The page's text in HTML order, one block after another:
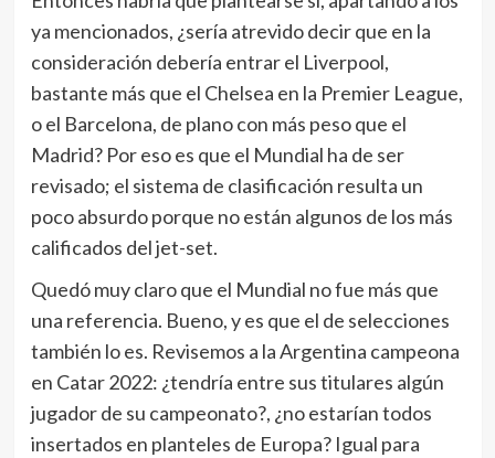
ya mencionados, ¿sería atrevido decir que en la
consideración debería entrar el Liverpool,
bastante más que el Chelsea en la Premier League,
o el Barcelona, de plano con más peso que el
Madrid? Por eso es que el Mundial ha de ser
revisado; el sistema de clasificación resulta un
poco absurdo porque no están algunos de los más
calificados del jet-set.
Quedó muy claro que el Mundial no fue más que
una referencia. Bueno, y es que el de selecciones
también lo es. Revisemos a la Argentina campeona
en Catar 2022: ¿tendría entre sus titulares algún
jugador de su campeonato?, ¿no estarían todos
insertados en planteles de Europa? Igual para